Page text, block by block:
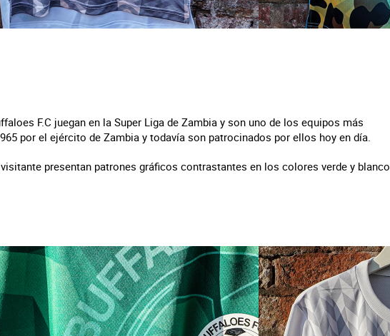
F.C juegan en la Super Liga de Zambia y son uno de los equipos más
por el ejército de Zambia y todavía son patrocinados por ellos hoy en día.
presentan patrones gráficos contrastantes en los colores verde y blanco